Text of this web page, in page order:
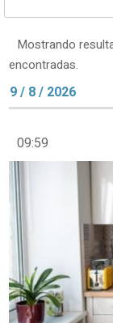
Mostrando
encontradas.
9 / 8 / 2026
09:59